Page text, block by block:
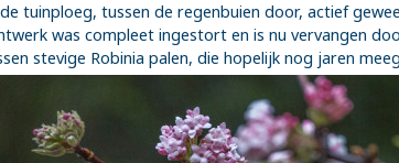
tuinploeg, tussen de regenbuien door, actief
was compleet ingestort en is nu vervangen
stevige Robinia palen, die hopelijk nog jaren